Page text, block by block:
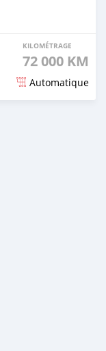
KILOMÉTRAGE
72 000 KM
Automatique